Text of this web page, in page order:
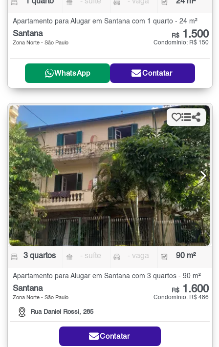
Apartamento para Alugar em Santana com 1 quarto - 24 m²
Santana
Zona Norte - São Paulo
R$ 1.500
Condomínio: R$ 150
WhatsApp Contatar
3 quartos - suíte - vaga 90 m²
Apartamento para Alugar em Santana com 3 quartos - 90 m²
Santana
Zona Norte - São Paulo
Rua Daniel Rossi, 285
R$ 1.600
Condomínio: R$ 486
Contatar